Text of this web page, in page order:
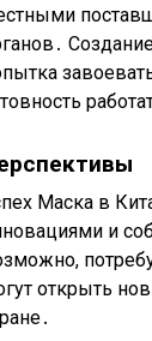
Маска в
и
открыть